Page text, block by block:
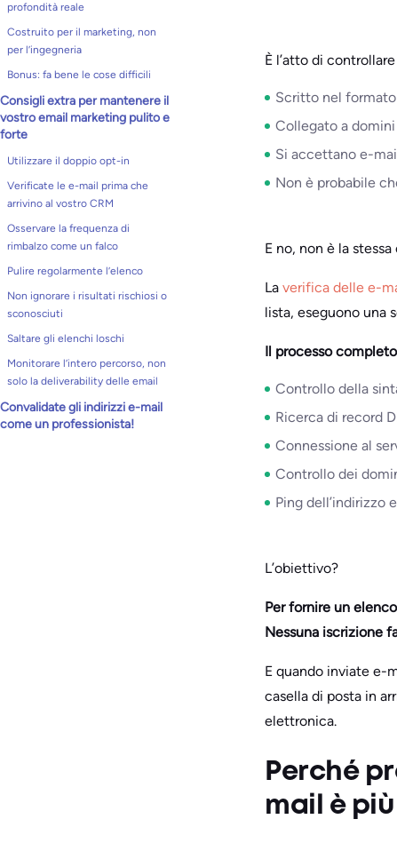
profondità reale
Costruito per il marketing, non
per l’ingegneria
Bonus: fa bene le cose difficili
Consigli extra per mantenere il
vostro email marketing pulito e
forte
Utilizzare il doppio opt-in
Verificate le e-mail prima che
arrivino al vostro CRM
Osservare la frequenza di
rimbalzo come un falco
Pulire regolarmente l’elenco
Non ignorare i risultati rischiosi o
sconosciuti
Saltare gli elenchi loschi
Monitorare l’intero percorso, non
solo la deliverability delle email
Convalidate gli indirizzi e-mail
come un professionista!
È l’atto di
Scritto nel
Collegato a
Si accettano e-
Non è probabile
E no, non è la
La verifica delle e-
lista, eseguono una
Il processo
Controllo della
Ricerca di record
Connessione al
Controllo dei
Ping dell’indirizzo
L’obiettivo?
Per fornire un
Nessuna iscrizione
E quando inviate e-
casella di posta in
elettronica.
Perché
mail è